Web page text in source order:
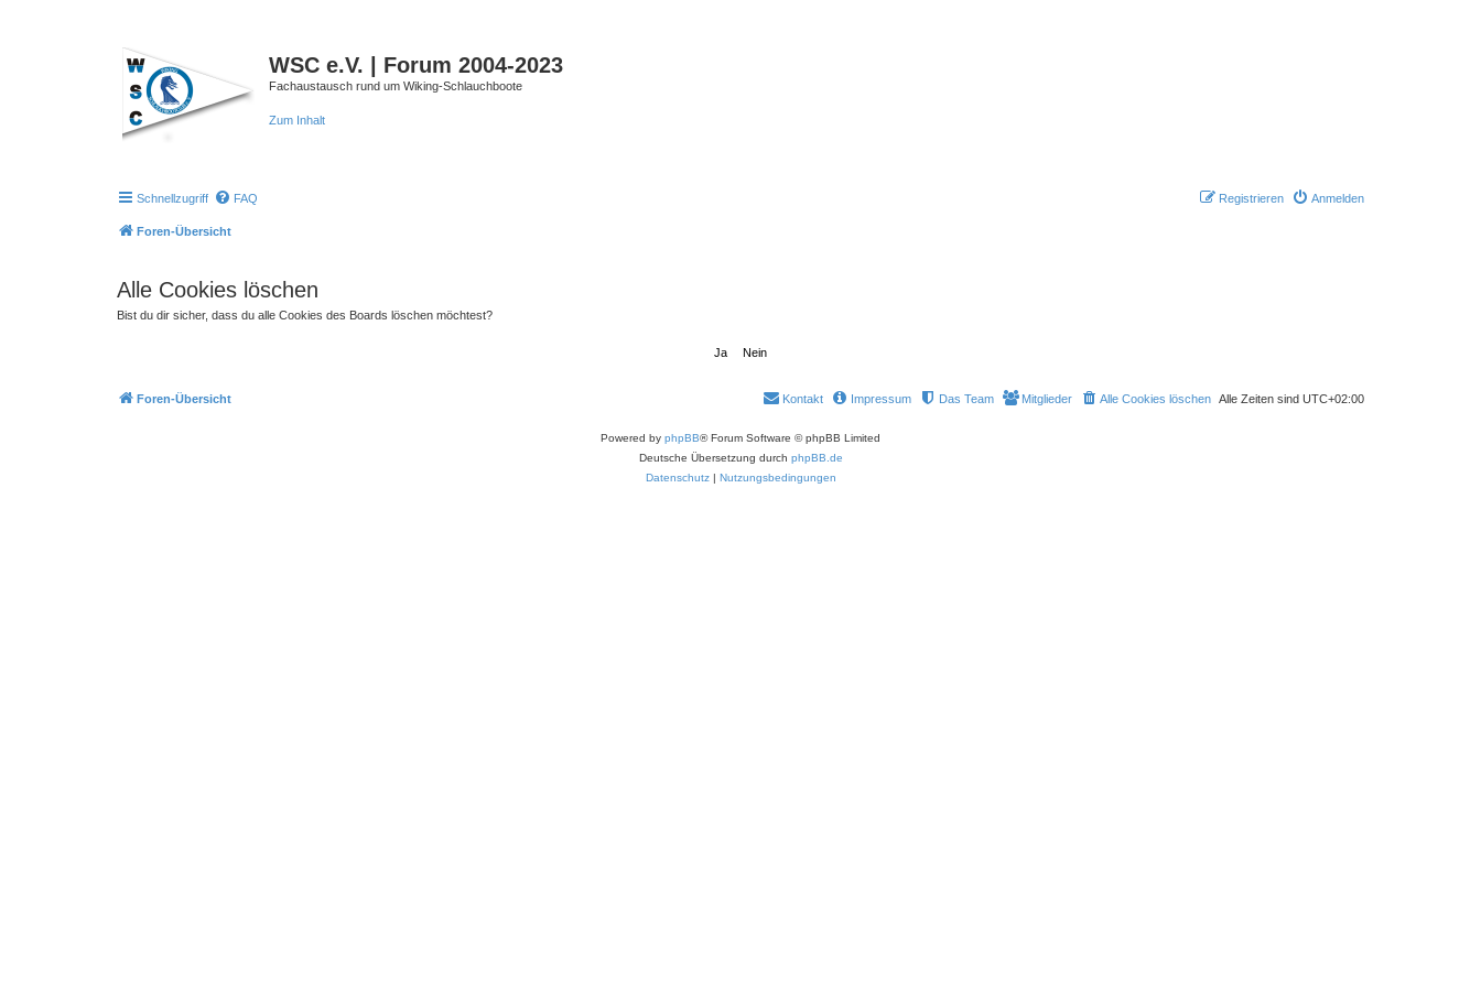
WSC e.V. | Forum 2004-2023
Fachaustausch rund um Wiking-Schlauchboote
Zum Inhalt
Schnellzugriff FAQ Anmelden
Registrieren
Foren-Übersicht
Alle Cookies löschen
Bist du dir sicher, dass du alle Cookies des Boards löschen möchtest?
Foren-Übersicht Alle Zeiten sind UTC+02:00
Alle Cookies löschen
Mitglieder
Das Team
Impressum
Kontakt
Powered by phpBB® Forum Software © phpBB Limited
Deutsche Übersetzung durch phpBB.de
Datenschutz | Nutzungsbedingungen